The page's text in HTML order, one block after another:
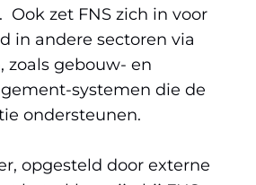
Ook zet FNS zich in voor
in andere sectoren via
zoals gebouw- en
systemen die de
ondersteunen.
opgesteld door externe